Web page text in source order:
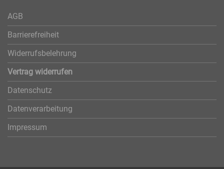
AGB
Barrierefreiheit
Widerrufsbelehrung
Vertrag widerrufen
Datenschutz
Datenverarbeitung
Impressum